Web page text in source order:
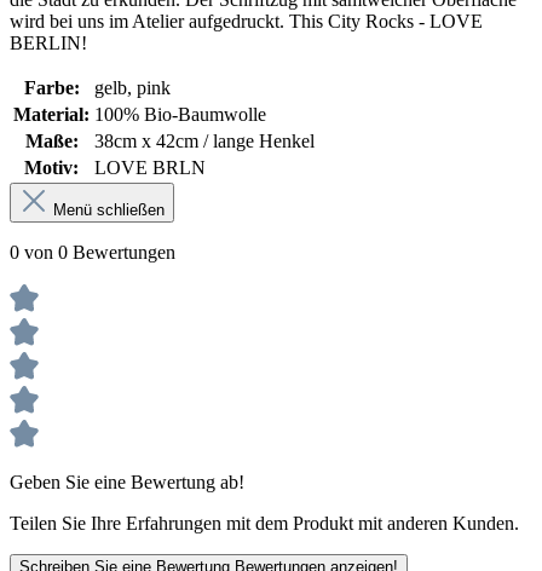
wird bei uns im Atelier aufgedruckt. This City Rocks - LOVE
BERLIN!
Farbe: gelb, pink
Material: 100% Bio-Baumwolle
Maße:
38cm x 42cm / lange Henkel
Motiv:
LOVE BRLN
Menü schließen
0 von 0 Bewertungen
Geben Sie eine Bewertung ab!
Teilen Sie Ihre Erfahrungen mit dem Produkt mit anderen Kunden.
Schreiben Sie eine Bewertung Bewertungen anzeigen!